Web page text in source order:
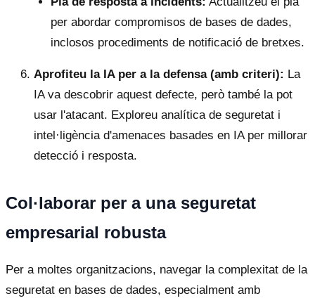
per abordar compromisos de bases de dades,
inclosos procediments de notificació de bretxes.
Aprofiteu la IA per a la defensa (amb criteri): La
IA va descobrir aquest defecte, però també la pot
usar l'atacant. Exploreu analítica de seguretat i
intel·ligència d'amenaces basades en IA per millorar
detecció i resposta.
Col·laborar per a una seguretat
empresarial robusta
Per a moltes organitzacions, navegar la complexitat de la
seguretat en bases de dades, especialment amb